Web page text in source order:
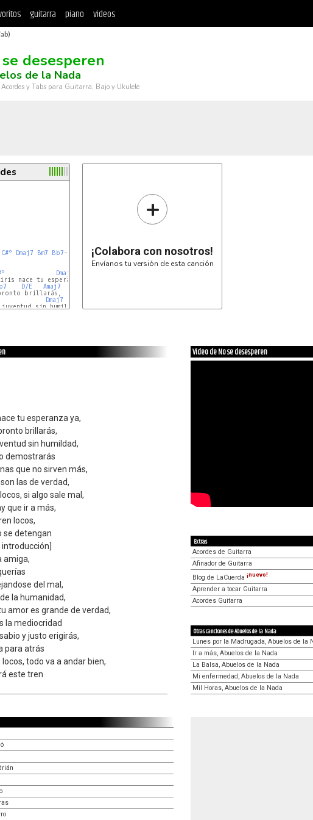
guitarra piano videos
desesperen
de la Nada
Acordes y Tabs para Guitarra, Bajo y Ukulele
C#º Dmaj7 Bm7 Bb7- ] X 4
Dmaj7
nace tu esperanza ya,
D/E
Amaj7
brillarás,
Dmaj7
sin humildad,
+
¡Colabora con nosotros!
Envíanos tu versión de esta canción
tu esperanza ya,
brillarás,
sin humildad,
demostrarás
que no sirven más,
las de verdad,
si algo sale mal,
que ir a más,
locos,
se detengan
amiga,
del mal,
la humanidad,
amor es grande de verdad,
la mediocridad
y justo erigirás,
para atrás
locos, todo va a andar bien,
este tren
Video de No se desesperen
Extras
Acordes de Guitarra
Afinador de Guitarra
Blog de LaCuerda ¡nuevo!
Aprender a tocar Guitarra
Acordes Guitarra
Otras canciones de Abuelos de la Nada
Lunes por la Madrugada, Abuelos de la
Ir a más, Abuelos de la Nada
La Balsa, Abuelos de la Nada
Mi enfermedad, Abuelos de la Nada
Mil Horas, Abuelos de la Nada